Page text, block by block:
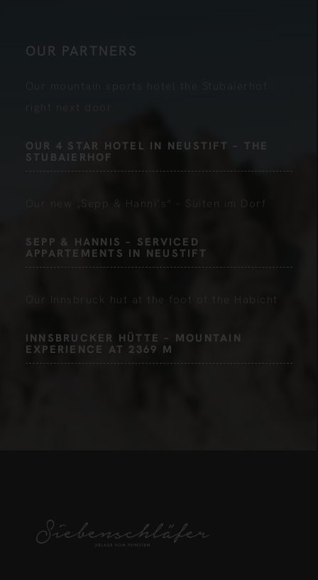
OUR PARTNERS
Our mountain sports hotel the Stubaierhof
right next door
OUR 4 STAR HOTEL IN NEUSTIFT – THE
STUBAIERHOF
Our new „Sepp & Hanni’s“ – Suiten im Dorf
SEPP & HANNIS – SERVICED
APPARTEMENTS IN NEUSTIFT
Our Innsbruck hut at the foot of the Habicht
INNSBRUCKER HÜTTE – MOUNTAIN
EXPERIENCE AT 2369 M